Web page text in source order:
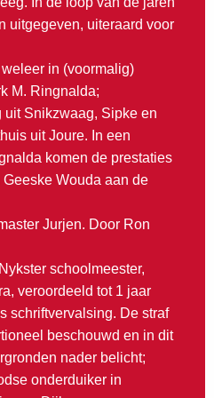
uitgegeven, uiteraard voor
in (voormalig)
M. Ringnalda;
uit Snikzwaag, Sipke en
uit Joure. In een
komen de prestaties
Wouda aan de
Jurjen. Door Ron
schoolmeester,
veroordeeld tot 1 jaar
schriftvervalsing. De straf
beschouwd en in dit
nader belicht;
onderduiker in